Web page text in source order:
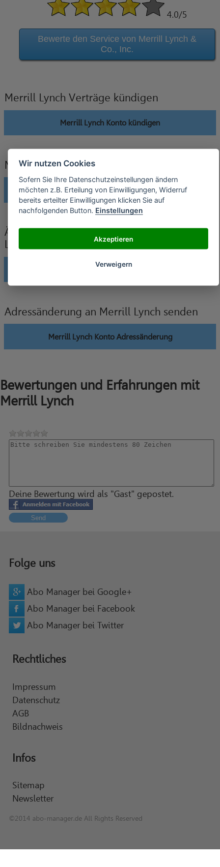
4.0/5
Bewerte den Service von Merrill Lynch &
Co., Inc.
Merrill Lynch Verträge kündigen
Merrill Lynch Konto kündigen
Merrill Lynch Verträge widerrufen
Merrill Lynch Konto widerrufen
Änderung der Bankverbindung an Merrill
Lynch senden
Merrill Lynch Konto Änderung Bankverbindung
Adressänderung an Merrill Lynch senden
Merrill Lynch Konto Adressänderung
Bewertungen und Erfahrungen mit
Merrill Lynch
Deine Bewertung wird als "Gast" gepostet.
Send
Folge uns
Abo Manager bei Google+
Abo Manager bei Facebook
Abo Manager bei Twitter
Rechtliches
Impressum
Datenschutz
AGB
Bildnachweis
Infos
Sitemap
Newsletter
©2014 abo-manager.de All Rights Reserved
Wir nutzen Cookies
Sofern Sie Ihre Datenschutzeinstellungen ändern
möchten z.B. Erteilung von Einwilligungen, Widerruf
bereits erteilter Einwilligungen klicken Sie auf
nachfolgenden Button. Einstellungen
Akzeptieren
Verweigern